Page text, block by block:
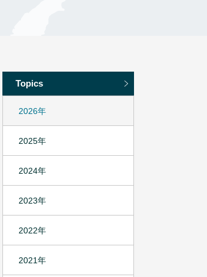
Topics
2026年
2025年
2024年
2023年
2022年
2021年